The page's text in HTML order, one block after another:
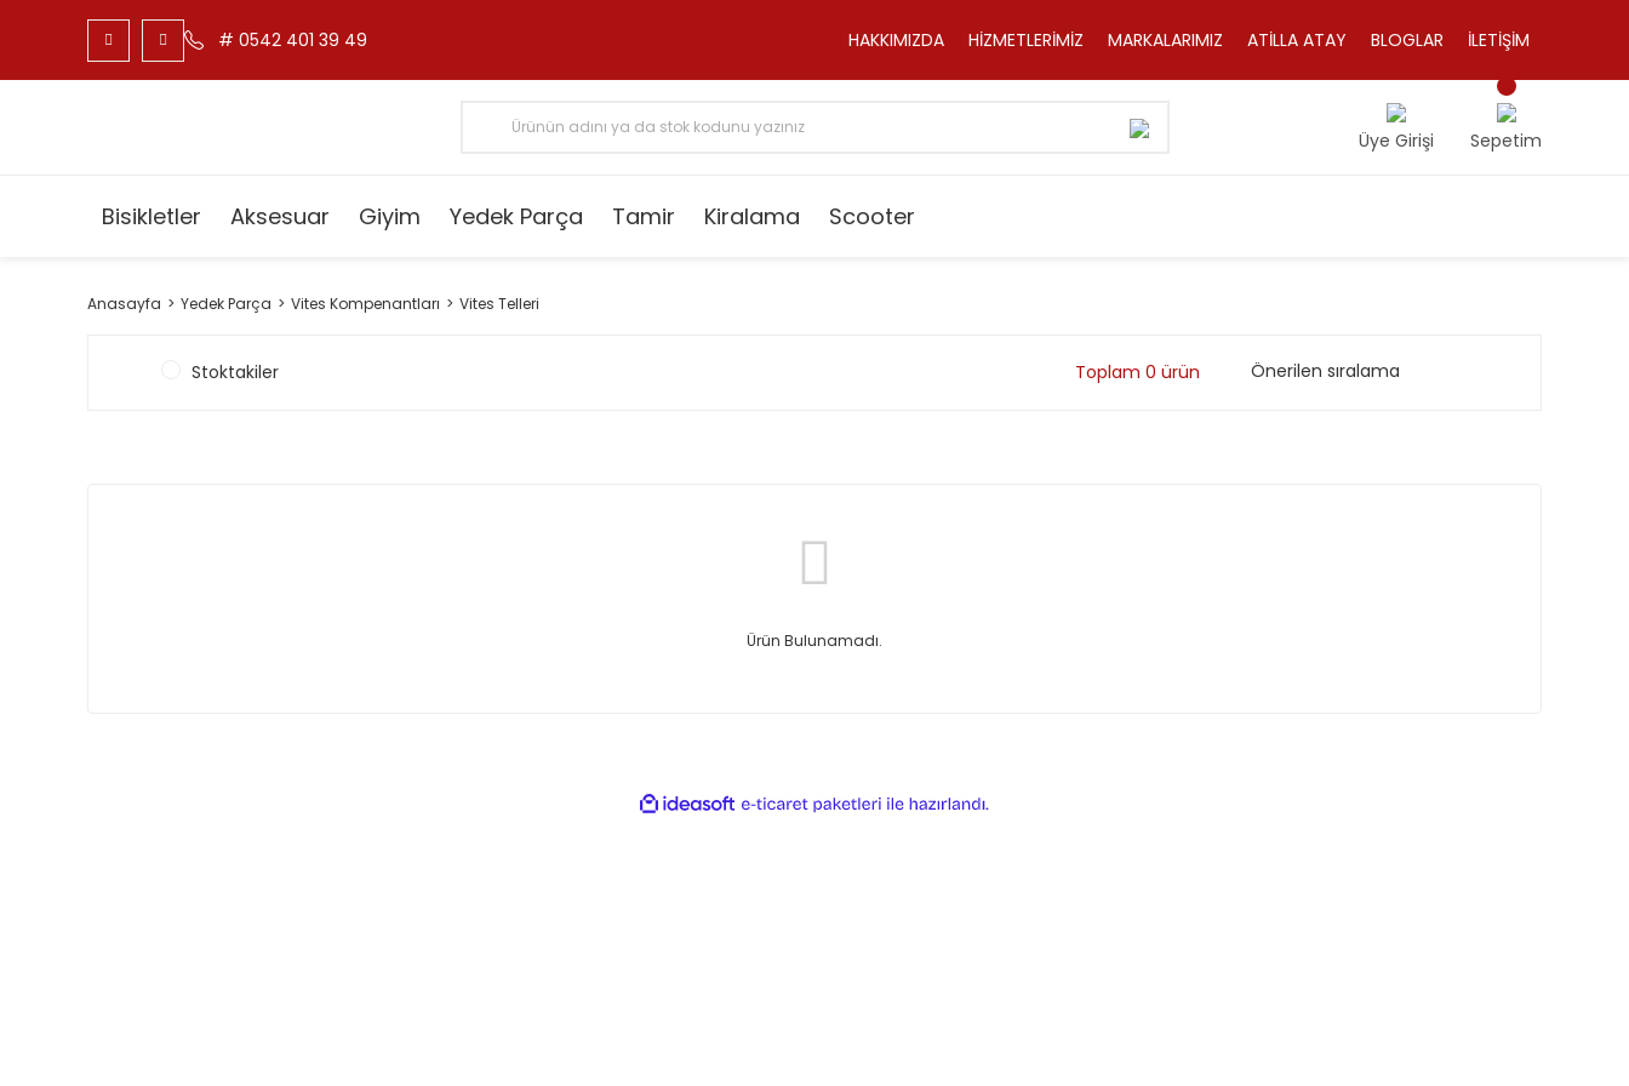
# 0542 401 39 49 HAKKIMIZDA HİZMETLERİMİZ MARKALARIMIZ ATİLLA ATAY BLOGLAR İLETİŞİM
Üye Girişi Sepetim
Bisikletler Aksesuar Giyim Yedek Parça Tamir Kiralama Scooter
Anasayfa Yedek Parça Vites Kompenantları Vites Telleri
Stoktakiler Toplam 0 ürün
Ürün Bulunamadı.
ideasoft
e-